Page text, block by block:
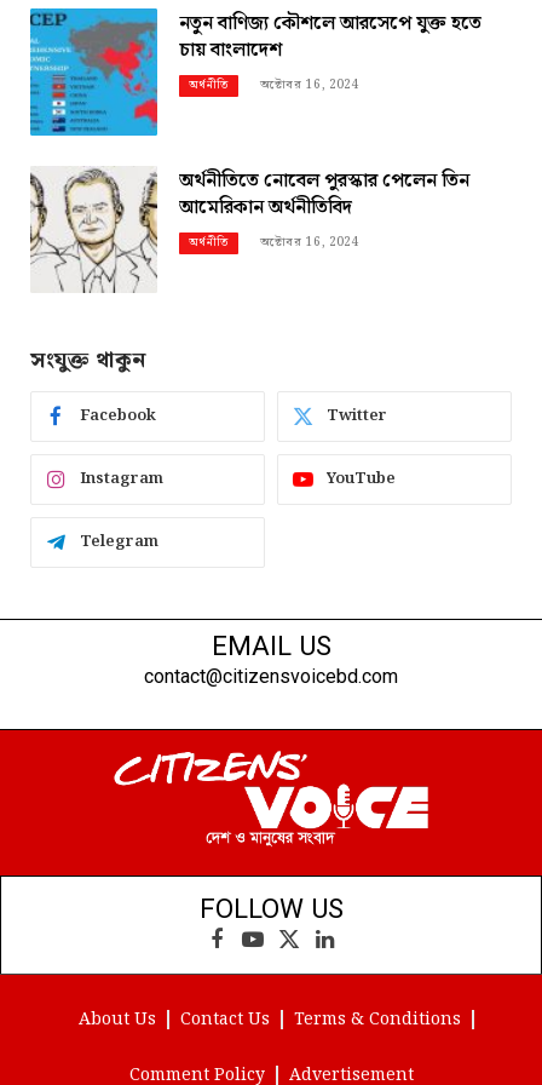
নতুন বাণিজ্য কৌশলে আরসেপে যুক্ত হতে
চায় বাংলাদেশ
অর্থনীতি অক্টোবর 16, 2024
অর্থনীতিতে নোবেল পুরস্কার পেলেন তিন
আমেরিকান অর্থনীতিবিদ
অর্থনীতি অক্টোবর 16, 2024
সংযুক্ত থাকুন
Facebook Twitter
Instagram YouTube
Telegram
EMAIL US
contact@citizensvoicebd.com
FOLLOW US
Facebook
YouTube
X
(Twitter)
LinkedIn
About Us Contact Us Terms & Conditions
Comment Policy Advertisement